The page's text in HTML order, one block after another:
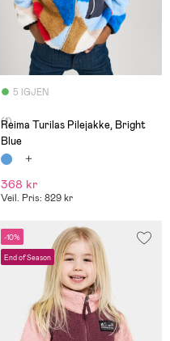
5 IGJEN
(1)
Reima Turilas Pilejakke, Bright
Blue
368 kr
Veil. Pris: 829 kr
-10%
End of Season